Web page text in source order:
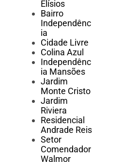
Elísios
Bairro
Independênc
ia
Cidade Livre
Colina Azul
Independênc
ia Mansões
Jardim
Monte Cristo
Jardim
Riviera
Residencial
Andrade Reis
Setor
Comendador
Walmor